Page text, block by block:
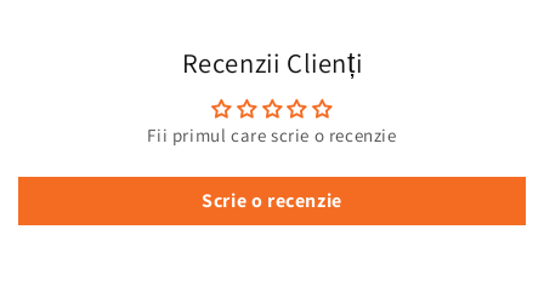
Recenzii Clienți
Fii primul care scrie o recenzie
Scrie o recenzie